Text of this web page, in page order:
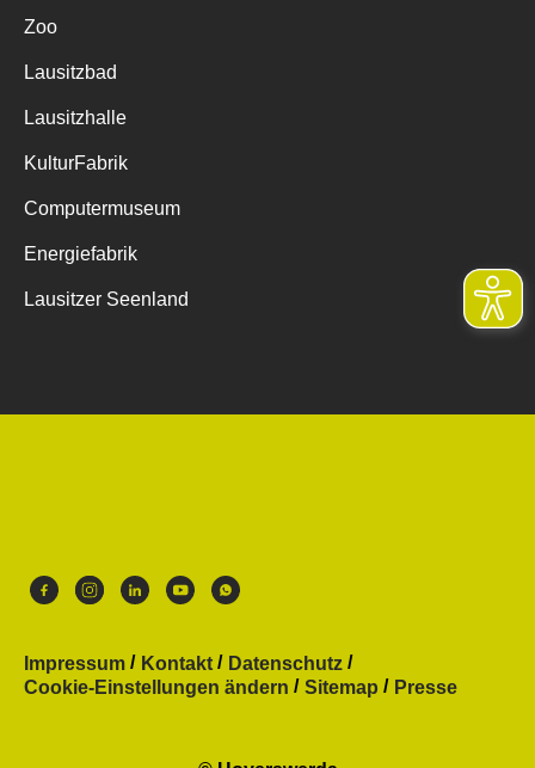
Zoo
Lausitzbad
Lausitzhalle
KulturFabrik
Computermuseum
Energiefabrik
Lausitzer Seenland
Impressum Kontakt
Datenschutz
Cookie-Einstellungen ändern
Sitemap Presse